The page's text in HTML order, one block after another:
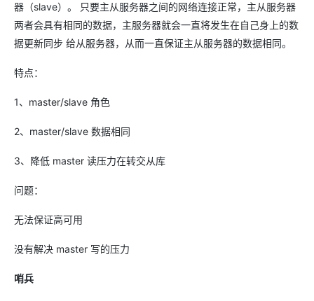
器（slave）。 只要主从服务器之间的网络连接正常，主从服务器
两者会具有相同的数据，主服务器就会一直将发生在自己身上的数
据更新同步 给从服务器，从而一直保证主从服务器的数据相同。
特点：
1、master/slave 角色
2、master/slave 数据相同
3、降低 master 读压力在转交从库
问题：
无法保证高可用
没有解决 master 写的压力
哨兵